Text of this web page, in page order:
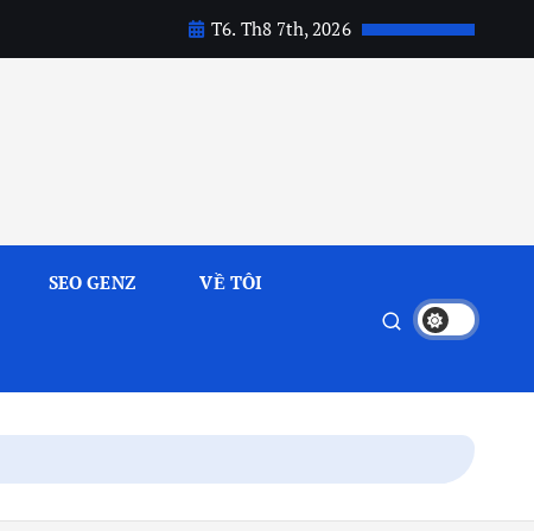
T6. Th8 7th, 2026
SEO GENZ VỀ TÔI